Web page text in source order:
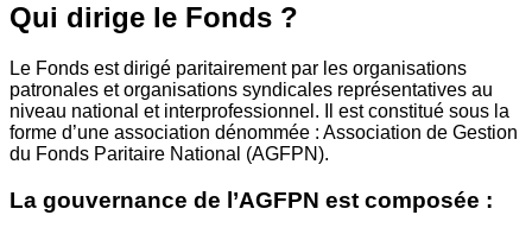
Qui dirige le Fonds ?
Le Fonds est dirigé paritairement par les organisations
patronales et organisations syndicales représentatives au
niveau national et interprofessionnel. Il est constitué sous la
forme d’une association dénommée : Association de Gestion
du Fonds Paritaire National (AGFPN).
La gouvernance de l’AGFPN est composée :